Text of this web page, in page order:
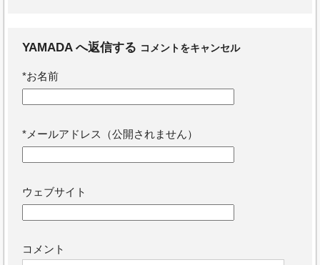
YAMADAへ返信する コメントをキャンセル
*お名前
* メールアドレス（公開されません）
ウェブサイト
コメント